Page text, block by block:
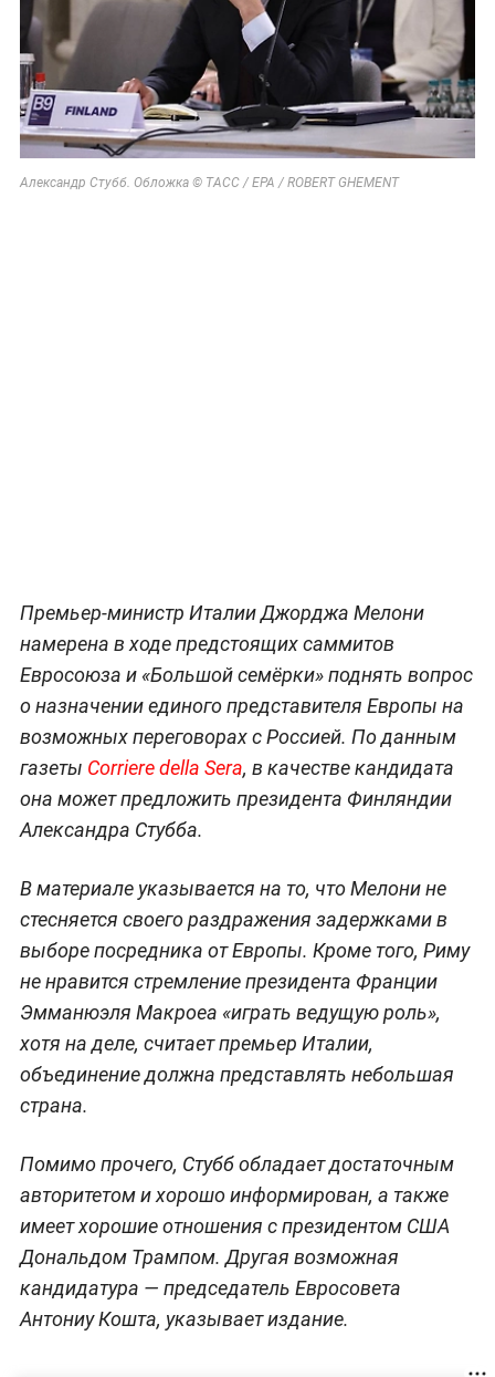
Александр Стубб. Обложка © ТАСС / EPA / ROBERT GHEMENT
Премьер-министр Италии Джорджа Мелони
намерена в ходе предстоящих саммитов
Евросоюза и «Большой семёрки» поднять вопрос
о назначении единого представителя Европы на
возможных переговорах с Россией. По данным
газеты Corriere della Sera, в качестве кандидата
она может предложить президента Финляндии
Александра Стубба.
В материале указывается на то, что Мелони не
стесняется своего раздражения задержками в
выборе посредника от Европы. Кроме того, Риму
не нравится стремление президента Франции
Эмманюэля Макроеа «играть ведущую роль»,
хотя на деле, считает премьер Италии,
объединение должна представлять небольшая
страна.
Помимо прочего, Стубб обладает достаточным
авторитетом и хорошо информирован, а также
имеет хорошие отношения с президентом США
Дональдом Трампом. Другая возможная
кандидатура — председатель Евросовета
Антониу Кошта, указывает издание.